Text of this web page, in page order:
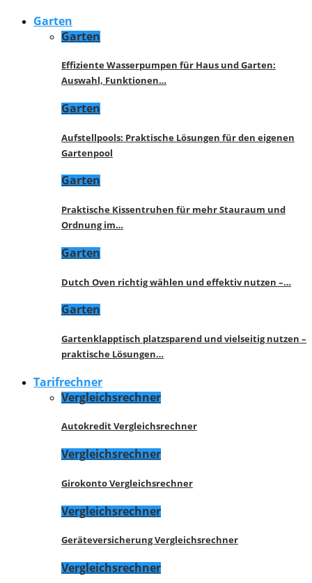
Garten
Garten
Effiziente Wasserpumpen für Haus und Garten:
Auswahl, Funktionen…
Garten
Aufstellpools: Praktische Lösungen für den eigenen
Gartenpool
Garten
Praktische Kissentruhen für mehr Stauraum und
Ordnung im…
Garten
Dutch Oven richtig wählen und effektiv nutzen –…
Garten
Gartenklapptisch platzsparend und vielseitig nutzen –
praktische Lösungen…
Tarifrechner
Vergleichsrechner
Autokredit Vergleichsrechner
Vergleichsrechner
Girokonto Vergleichsrechner
Vergleichsrechner
Geräteversicherung Vergleichsrechner
Vergleichsrechner